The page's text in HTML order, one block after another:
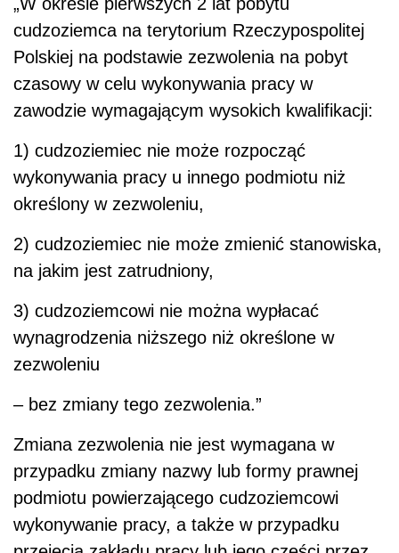
cudzoziemca na terytorium Rzeczypospolitej
Polskiej na podstawie zezwolenia na pobyt
czasowy w celu wykonywania pracy w
zawodzie wymagającym wysokich kwalifikacji:
1) cudzoziemiec nie może rozpocząć
wykonywania pracy u innego podmiotu niż
określony w zezwoleniu,
2) cudzoziemiec nie może zmienić stanowiska,
na jakim jest zatrudniony,
3) cudzoziemcowi nie można wypłacać
wynagrodzenia niższego niż określone w
zezwoleniu
– bez zmiany tego zezwolenia.”
Zmiana zezwolenia nie jest wymagana w
przypadku zmiany nazwy lub formy prawnej
podmiotu powierzającego cudzoziemcowi
wykonywanie pracy, a także w przypadku